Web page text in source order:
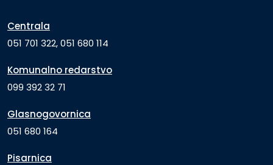
Centrala
051 701 322, 051 680 114
Komunalno redarstvo
099 392 32 71
Glasnogovornica
051 680 164
Pisarnica